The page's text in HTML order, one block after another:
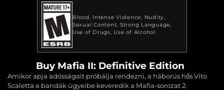
Blood Intense Violence
Nudity
Sexual Content Strong Language
Use of Drugs
Use of Alcohol
Buy Mafia II: Definitive Edition
Amikor apja adósságait próbálja rendezni, a háborús hős Vito
Scaletta a bandák ügyeibe keveredik a Mafia-sorozat 2.